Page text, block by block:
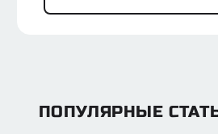
Отправить
ПОПУЛЯРНЫЕ